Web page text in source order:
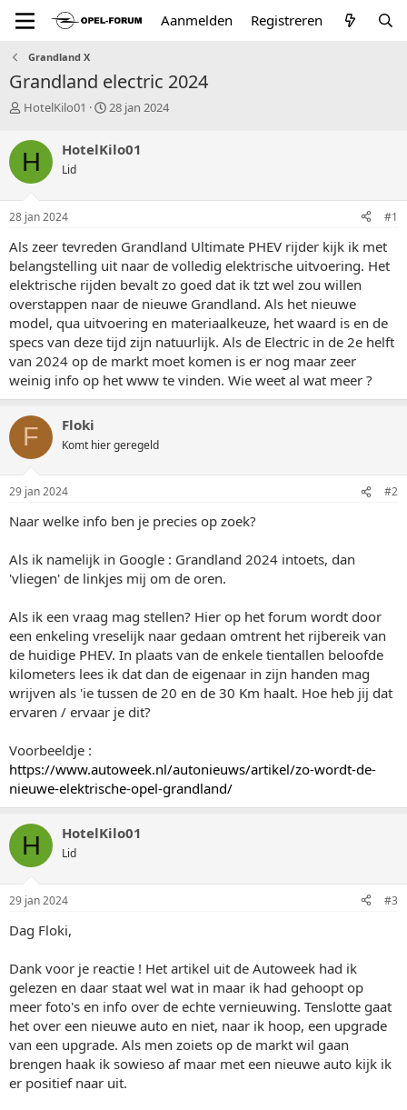
Aanmelden Registreren
Grandland X
Grandland electric 2024
T
p
i
c
s
a
t
e
r
HotelKilo01
S
r
a
m
28 jan 2024
H HotelKilo01
Lid
28 jan 2024 #1
Als zeer tevreden Grandland Ultimate PHEV rijder kijk ik met
belangstelling uit naar de volledig elektrische uitvoering. Het
elektrische rijden bevalt zo goed dat ik tzt wel zou willen
overstappen naar de nieuwe Grandland. Als het nieuwe
model, qua uitvoering en materiaalkeuze, het waard is en de
specs van deze tijd zijn natuurlijk. Als de Electric in de 2e helft
van 2024 op de markt moet komen is er nog maar zeer
weinig info op het www te vinden. Wie weet al wat meer ?
F Floki
Komt hier geregeld
29 jan 2024 #2
Naar welke info ben je precies op zoek?
Als ik namelijk in Google : Grandland 2024 intoets, dan
'vliegen' de linkjes mij om de oren.
Als ik een vraag mag stellen? Hier op het forum wordt door
een enkeling vreselijk naar gedaan omtrent het rijbereik van
de huidige PHEV. In plaats van de enkele tientallen beloofde
kilometers lees ik dat dan de eigenaar in zijn handen mag
wrijven als 'ie tussen de 20 en de 30 Km haalt. Hoe heb jij dat
ervaren / ervaar je dit?
Voorbeeldje :
https://www.autoweek.nl/autonieuws/artikel/zo-wordt-de-
nieuwe-elektrische-opel-grandland/
H HotelKilo01
Lid
29 jan 2024 #3
Dag Floki,
Dank voor je reactie ! Het artikel uit de Autoweek had ik
gelezen en daar staat wel wat in maar ik had gehoopt op
meer foto's en info over de echte vernieuwing. Tenslotte gaat
het over een nieuwe auto en niet, naar ik hoop, een upgrade
van een upgrade. Als men zoiets op de markt wil gaan
brengen haak ik sowieso af maar met een nieuwe auto kijk ik
er positief naar uit.